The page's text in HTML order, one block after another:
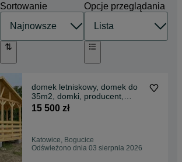
Sortowanie Opcje przeglądania
domek letniskowy, domek do
35m2, domki, producent,
Drewnol.
15 500 zł
Katowice, Bogucice
Odświeżono dnia 03 sierpnia 2026